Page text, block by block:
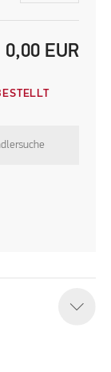
0,00 EUR